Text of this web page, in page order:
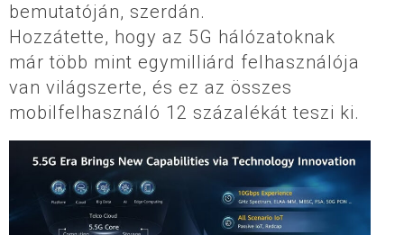
bemutatóján, szerdán.
Hozzátette, hogy az 5G hálózatoknak
már több mint egymilliárd felhasználója
van világszerte, és ez az összes
mobilfelhasználó 12 százalékát teszi ki.